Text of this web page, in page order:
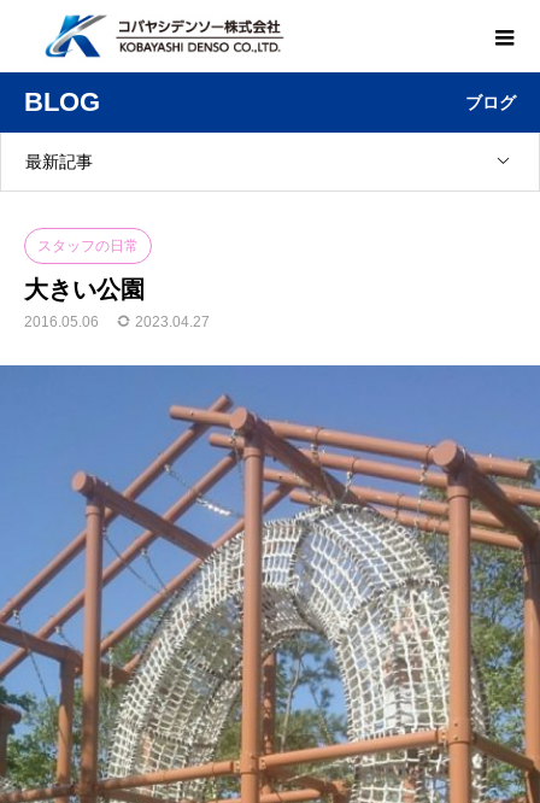
BLOG ブログ
最新記事
スタッフの日常
大きい公園
2016.05.06 2023.04.27